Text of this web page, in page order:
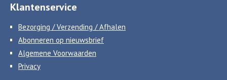
Klantenservice
Bezorging / Verzending / Afhalen
Abonneren op nieuwsbrief
Algemene Voorwaarden
Privacy